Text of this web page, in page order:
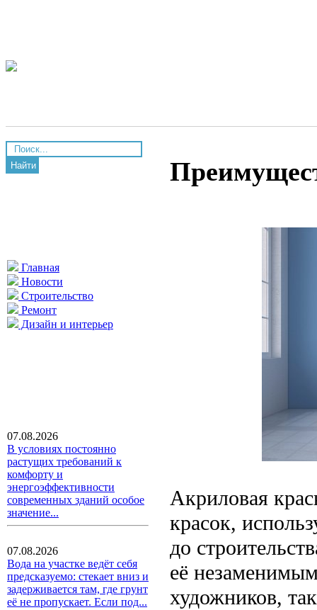
Найти
Главная
Новости
Строительство
Ремонт
Дизайн и интерьер
07.08.2026
В условиях постоянно
растущих требований к
комфорту и
энергоэффективности
современных зданий особое
значение...
07.08.2026
Вода на участке ведёт себя
предсказуемо: стекает вниз и
задерживается там, где грунт
её не пропускает. Если под...
Акриловая
красок,
до
её
художников,